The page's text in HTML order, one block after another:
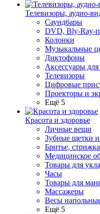
Телевизоры, аудио-
Саундбары
DVD, Bly-Ray-
Колонки
Музыкальные
Диктофоны
Аксессуары
Телевизоры
Цифровые
Проекторы и
Ещё 5
Красота и здоровье
Личные вещи
Зубные щетки
Бритье,
Медицинское
Товары для
Часы
Товары для
Массажеры
Весы
Ещё 5